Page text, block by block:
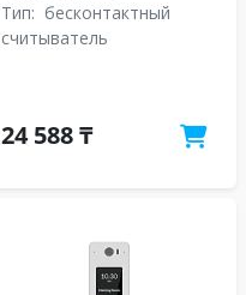
Тип: бесконтактный
считыватель
24 588 ₸